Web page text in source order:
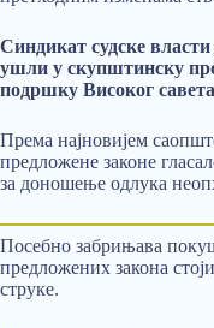
Синдикат судске власти
ушли у скупштинску
подршку Високог
Према најновијем
предложене законе
за доношење одлука
Посебно забрињава
предложених закона
струке.